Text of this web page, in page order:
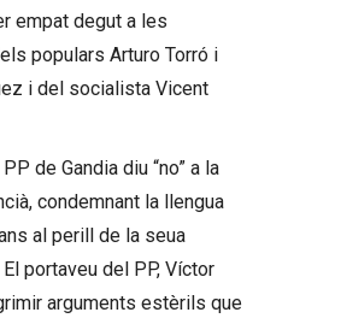
empat degut a les
populars Arturo Torró i
i del socialista Vicent
de Gandia diu “no” a la
condemnant la llengua
al perill de la seua
portaveu del PP, Víctor
arguments estèrils que